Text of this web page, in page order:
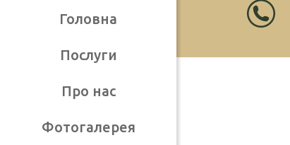
Головна
Послуги
Про нас
Фотогалерея